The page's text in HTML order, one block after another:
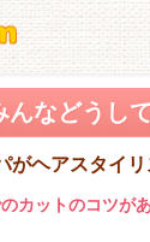
んなどうし
がヘアスタイリ
カットのコツが